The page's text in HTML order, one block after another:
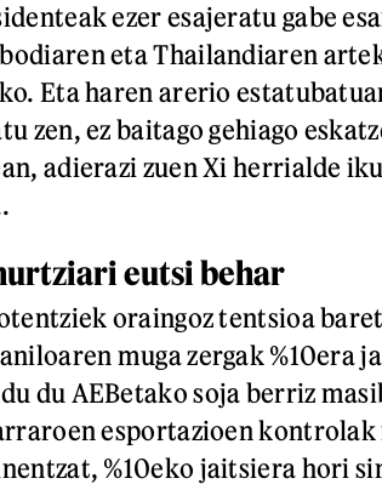
ezer esajeratu gabe
eta Thailandiaren
Eta haren arerio
zen, ez baitago gehiago
adierazi zuen Xi herrialde
eutsi behar
oraingoz tentsioa
muga zergak %10era
du AEBetako soja berriz
esportazioen
%10eko jaitsiera hori